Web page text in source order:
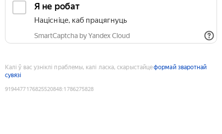
Я не робат
Націсніце, каб працягнуць
SmartCaptcha by Yandex Cloud
Калі ў вас узніклі праблемы, калі ласка, скарыстайцеформай зваротнай
сувязі
9194477176825520848:1786275828